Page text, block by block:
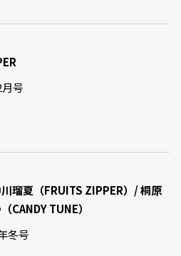
月号
瑠夏（FRUITS ZIPPER）/ 桐原
CANDY TUNE）
冬号